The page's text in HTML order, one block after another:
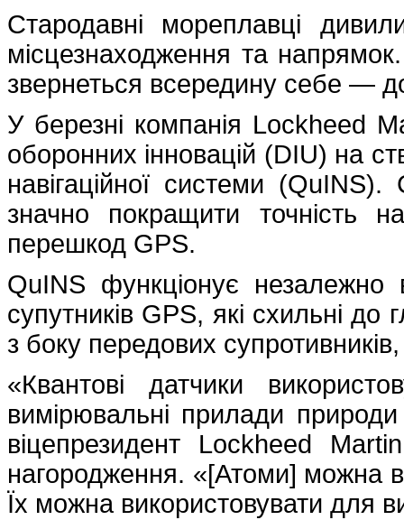
Стародавні мореплавці
місцезнаходження та
звернеться всередину себе —
У березні компанія Lockheed
оборонних інновацій (DIU) на
навігаційної системи
значно покращити точність
перешкод GPS.
QuINS функціонує незалежно
супутників GPS, які схильні
з боку передових
«Квантові датчики
вимірювальні прилади
віцепрезидент Lockheed
нагородження. «[Атоми] можна
Їх можна використовувати для